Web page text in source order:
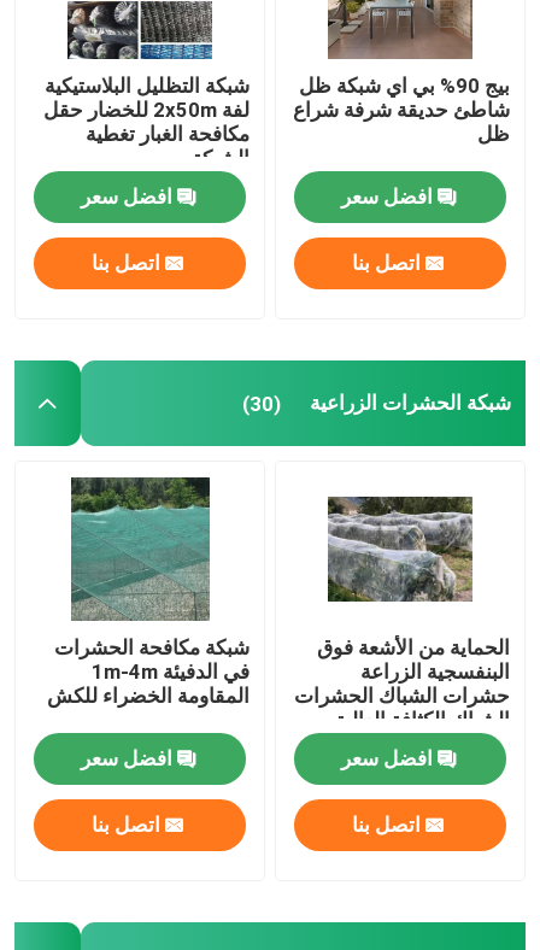
غطاء التربة من البولي بروبيلين
بيج 90% بي اي شبكة ظل
شاطئ حديقة شرفة شراع
ظل
افضل سعر
اتصل بنا
شبكة التظليل البلاستيكية
لفة 2x50m للخضار حقل
مكافحة الغبار تغطية
الشبكة
افضل سعر
اتصل بنا
شبكة الحشرات الزراعية (30)
الحماية من الأشعة فوق
البنفسجية الزراعة
حشرات الشباك الحشرات
الشباك الكثافة العالية
الدفيئة حشرات الشباك
افضل سعر
اتصل بنا
شبكة مكافحة الحشرات
في الدفيئة 1m-4m
المقاومة الخضراء للكش
افضل سعر
اتصل بنا